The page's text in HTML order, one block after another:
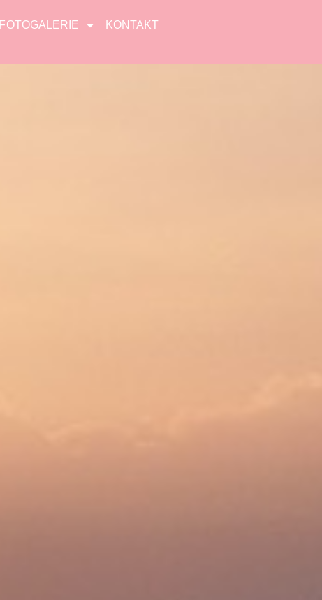
FOTOGALERIE KONTAKT